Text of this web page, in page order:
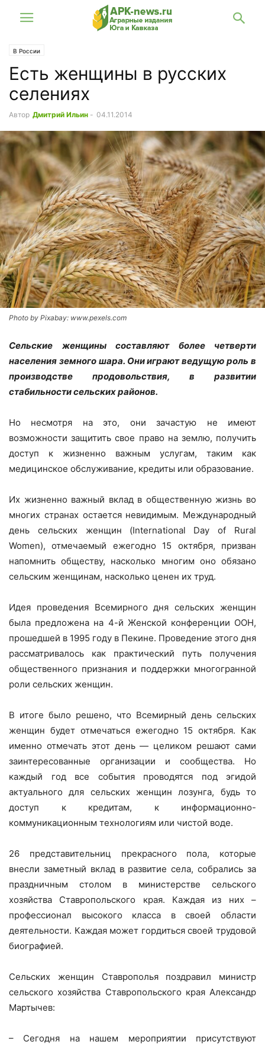
В России
Есть женщины в русских
селениях
Автор Дмитрий Ильин - 04.11.2014
Photo by Pixabay: www.pexels.com
Сельские женщины составляют более четверти
населения земного шара. Они играют ведущую роль в
производстве продовольствия, в развитии
стабильности сельских районов.
Но несмотря на это, они зачастую не имеют
возможности защитить свое право на землю, получить
доступ к жизненно важным услугам, таким как
медицинское обслуживание, кредиты или образование.
Их жизненно важный вклад в общественную жизнь во
многих странах остается невидимым. Международный
день сельских женщин (International Day of Rural
Women), отмечаемый ежегодно 15 октября, призван
напомнить обществу, насколько многим оно обязано
сельским женщинам, насколько ценен их труд.
Идея проведения Всемирного дня сельских женщин
была предложена на 4-й Женской конференции ООН,
прошедшей в 1995 году в Пекине. Проведение этого дня
рассматривалось как практический путь получения
общественного признания и поддержки многогранной
роли сельских женщин.
В итоге было решено, что Всемирный день сельских
женщин будет отмечаться ежегодно 15 октября. Как
именно отмечать этот день — целиком решают сами
заинтересованные организации и сообщества. Но
каждый год все события проводятся под эгидой
актуального для сельских женщин лозунга, будь то
доступ к кредитам, к информационно-
коммуникационным технологиям или чистой воде.
26 представительниц прекрасного пола, которые
внесли заметный вклад в развитие села, собрались за
праздничным столом в министерстве сельского
хозяйства Ставропольского края. Каждая из них –
профессионал высокого класса в своей области
деятельности. Каждая может гордиться своей трудовой
биографией.
Сельских женщин Ставрополья поздравил министр
сельского хозяйства Ставропольского края Александр
Мартычев:
– Сегодня на нашем мероприятии присутствуют